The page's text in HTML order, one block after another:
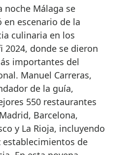
en escenario de la
culinaria en los
2024, donde se dieron
importantes del
Manuel Carreras,
de la guía,
550 restaurantes
Barcelona,
y La Rioja, incluyendo
establecimientos de